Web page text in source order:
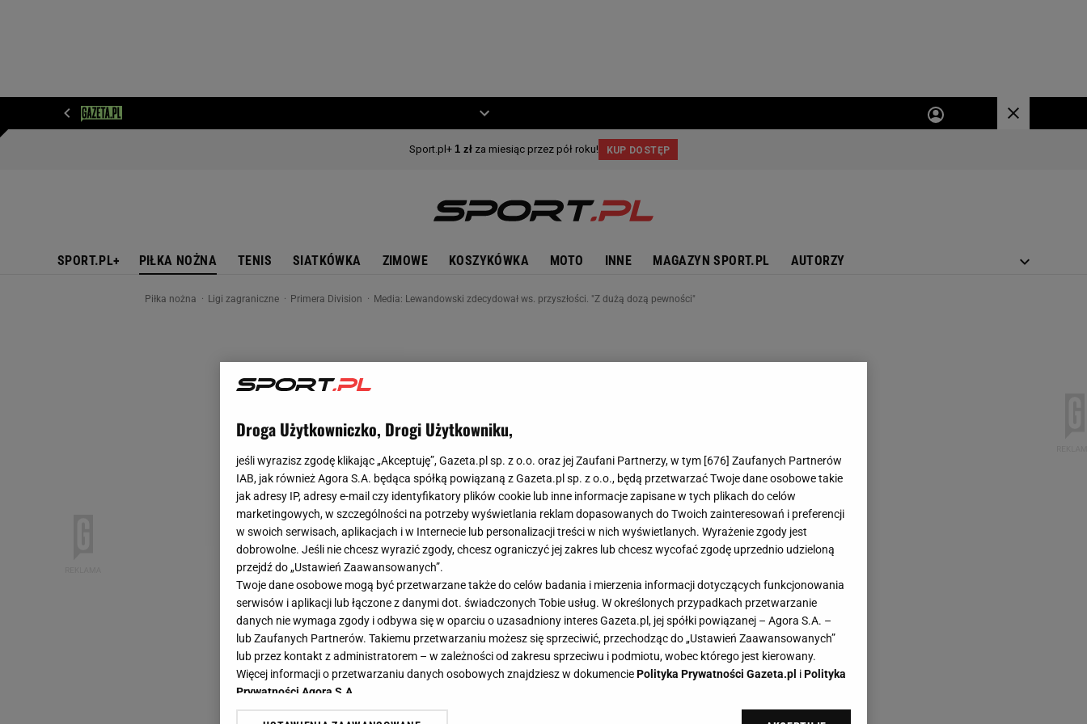
SPORT.PL+ PIŁKA NOŻNA TENIS SIATKÓWKA ZIMOWE KOSZYKÓWKA MOTO INNE MAGAZYN SPORT.PL AUTORZY
Piłka nożna Ligi zagraniczne Primera Division Media: Lewandowski zdecydował ws. przyszłości. "Z dużą dozą pewności"
Droga Użytkowniczko, Drogi Użytkowniku,
jeśli wyrazisz zgodę klikając „Akceptuję”, Gazeta.pl sp. z o.o. oraz jej Zaufani Partnerzy, w tym [676] Zaufanych Partnerów
IAB, jak również Agora S.A. będąca spółką powiązaną z Gazeta.pl sp. z o.o., będą przetwarzać Twoje dane osobowe takie
jak adresy IP, adresy e-mail czy identyfikatory plików cookie lub inne informacje zapisane w tych plikach do celów
marketingowych, w szczególności na potrzeby wyświetlania reklam dopasowanych do Twoich zainteresowań i preferencji
w swoich serwisach, aplikacjach i w Internecie lub personalizacji treści w nich wyświetlanych. Wyrażenie zgody jest
dobrowolne. Jeśli nie chcesz wyrazić zgody, chcesz ograniczyć jej zakres lub chcesz wycofać zgodę uprzednio udzieloną
przejdź do „Ustawień Zaawansowanych”.
Twoje dane osobowe mogą być przetwarzane także do celów badania i mierzenia informacji dotyczących funkcjonowania
serwisów i aplikacji lub łączone z danymi dot. świadczonych Tobie usług. W określonych przypadkach przetwarzanie
danych nie wymaga zgody i odbywa się w oparciu o uzasadniony interes Gazeta.pl, jej spółki powiązanej – Agora S.A. –
lub Zaufanych Partnerów. Takiemu przetwarzaniu możesz się sprzeciwić, przechodząc do „Ustawień Zaawansowanych”
lub przez kontakt z administratorem – w zależności od zakresu sprzeciwu i podmiotu, wobec którego jest kierowany.
Więcej informacji o przetwarzaniu danych osobowych znajdziesz w dokumenciePolityka Prywatności Gazeta.pl iPolityka
Prywatności Agora S.A.